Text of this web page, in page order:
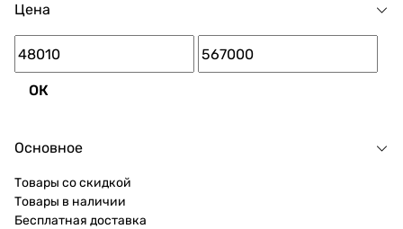
Цена
ОК
Основное
Товары со скидкой
Товары в наличии
Бесплатная доставка